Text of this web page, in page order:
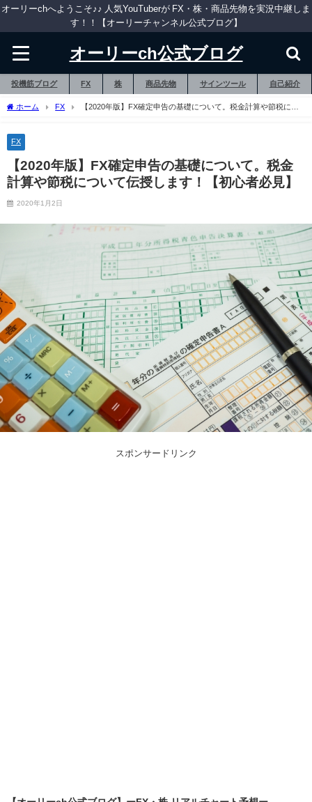
オーリーchへようこそ♪♪ 人気YouTuberが FX・株・商品先物を実況中継しま
す！！【オーリーチャンネル公式ブログ】
オーリーch公式ブログ
投機筋ブログ FX 株 商品先物 サインツール 自己紹介
ホーム FX
【2020年版】FX確定申告の基礎について。税金計算や節税につ
FX
【2020年版】FX確定申告の基礎について。税金
計算や節税について伝授します！【初心者必見】
2020年1月2日
スポンサードリンク